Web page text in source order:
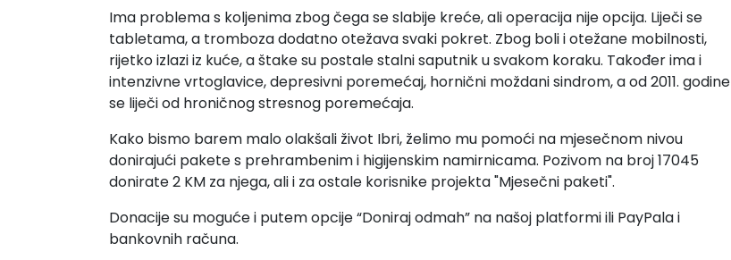
Ima problema s koljenima zbog čega se slabije kreće, ali operacija nije opcija. Liječi se
tabletama, a tromboza dodatno otežava svaki pokret. Zbog boli i otežane mobilnosti,
rijetko izlazi iz kuće, a štake su postale stalni saputnik u svakom koraku. Također ima i
intenzivne vrtoglavice, depresivni poremećaj, hornični moždani sindrom, a od 2011. godine
se liječi od hroničnog stresnog poremećaja.
Kako bismo barem malo olakšali život Ibri, želimo mu pomoći na mjesečnom nivou
donirajući pakete s prehrambenim i higijenskim namirnicama. Pozivom na broj 17045
donirate 2 KM za njega, ali i za ostale korisnike projekta "Mjesečni paketi".
Donacije su moguće i putem opcije “Doniraj odmah” na našoj platformi ili PayPala i
bankovnih računa.